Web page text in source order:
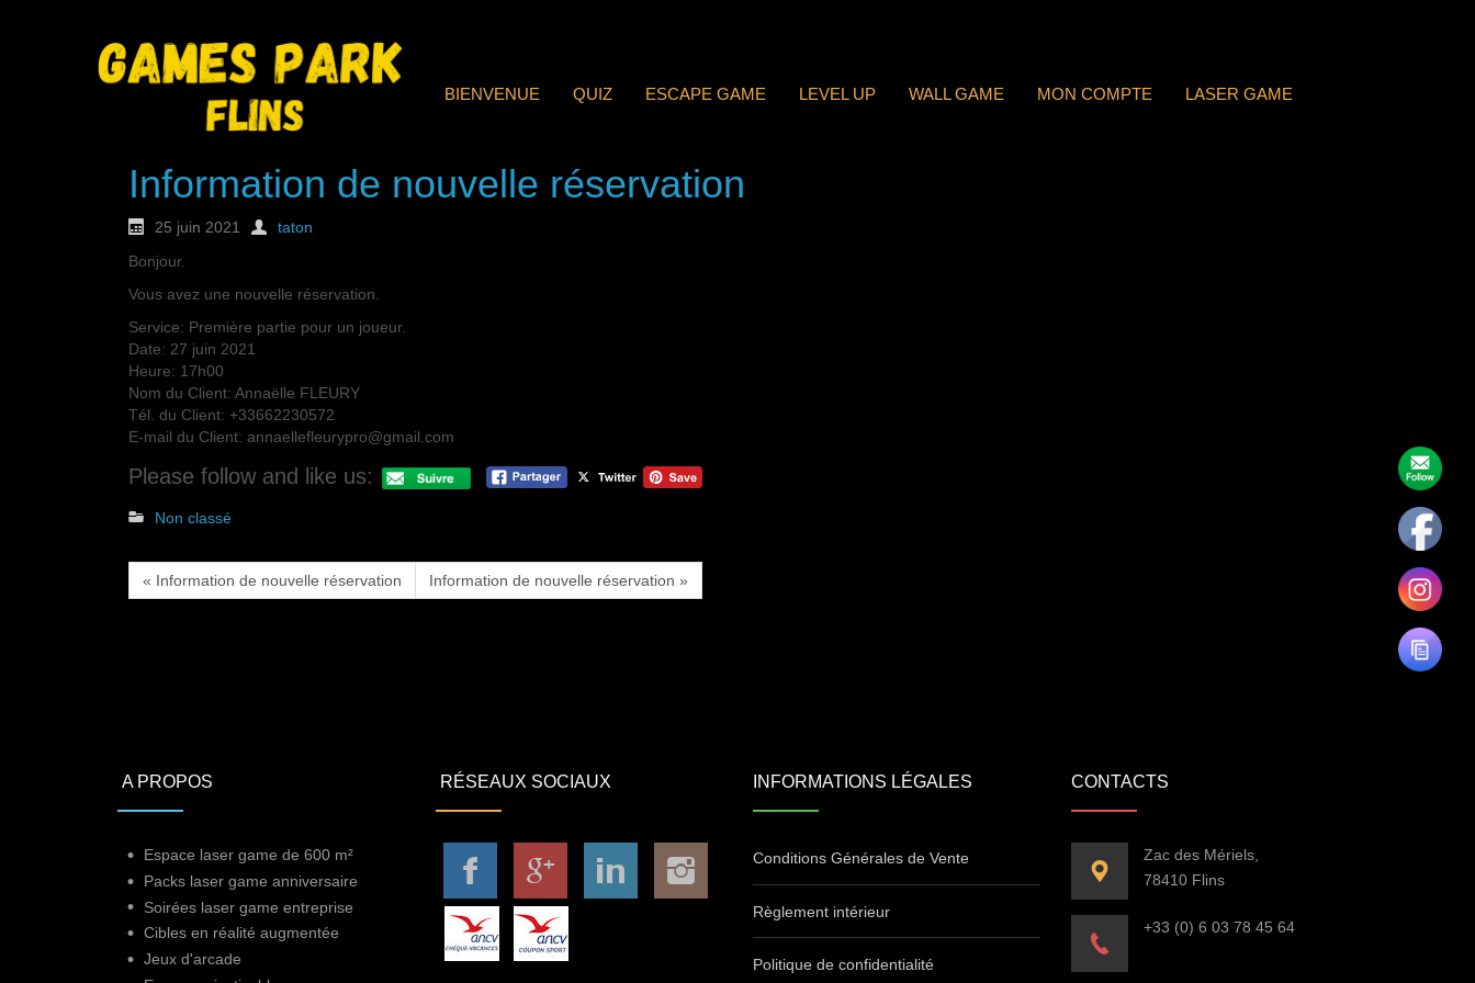
BIENVENUE QUIZ ESCAPE GAME LEVEL UP WALL GAME MON COMPTE LASER GAME
Information de nouvelle réservation
25 juin 2021
taton
Bonjour.
Vous avez une nouvelle réservation.
Service: Première partie pour un joueur.
Date: 27 juin 2021
Heure: 17h00
Nom du Client: Annaëlle FLEURY
Tél. du Client: +33662230572
E-mail du Client: annaellefleurypro@gmail.com
Please follow and like us:
Non classé
« Information de nouvelle réservation Information de nouvelle réservation »
A PROPOS
Espace laser game de 600 m²
Packs laser game anniversaire
Soirées laser game entreprise
Cibles en réalité augmentée
Jeux d'arcade
RÉSEAUX SOCIAUX INFORMATIONS LÉGALES
Conditions Générales de Vente
Règlement intérieur
Politique de confidentialité
CONTACTS
Zac des Mériels,
78410 Flins
+33 (0) 6 03 78 45 64